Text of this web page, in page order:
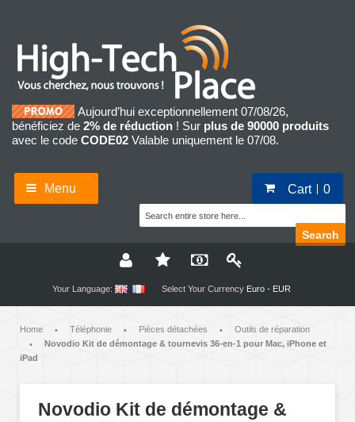
Aujourd’hui exceptionnellement 07/08/26,
bénéficiez de 2% de réduction ! Sur plus de 90000 produits
avec le code CODE02 Valable uniquement le 07/08.
Menu Cart 0
Search
Your Language: Select Your Currency Euro - EUR
Home • Téléphonie • Pièces détachées •
Outils de réparation
•
Novodio Kit de démontage & tournevis 36-en-1 pour Mac, iPhone et
iPad
Novodio Kit de démontage &